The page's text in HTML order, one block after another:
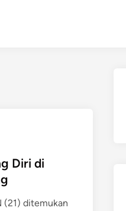
Diri di
(21) ditemukan